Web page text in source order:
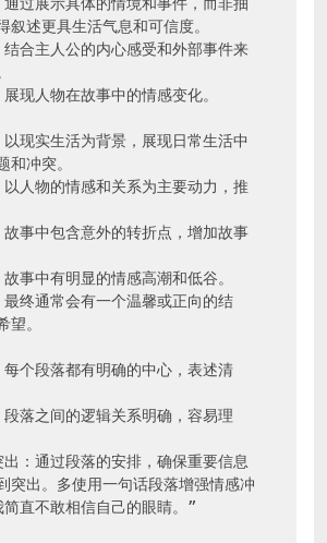
结合主人公的内心感受和外部事件来
展现人物在故事中的情感变化。
以现实生活为背景，展现日常生活中
以人物的情感和关系为主要动力，推
故事中包含意外的转折点，增加故事
最终通常会有一个温馨或正向的结
望。
每个段落都有明确的中心，表述清
段落之间的逻辑关系明确，容易理
出：通过段落的安排，确保重要信息
突出。多使用一句话段落增强情感冲
直不敢相信自己的眼睛。”